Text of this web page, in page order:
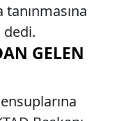
tanınmasına
dedi.
GELEN